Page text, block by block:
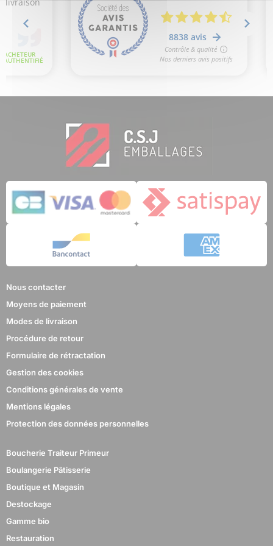
Nous contacter
Moyens de paiement
Modes de livraison
Procédure de retour
Formulaire de rétractation
Gestion des cookies
Conditions générales de vente
Mentions légales
Protection des données personnelles
Boucherie Traiteur Primeur
Boulangerie Pâtisserie
Boutique et Magasin
Destockage
Gamme bio
Restauration